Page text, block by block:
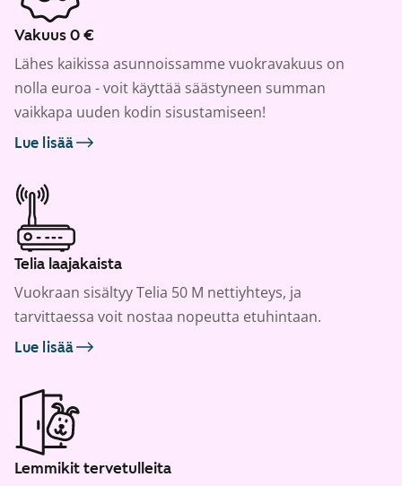
Vakuus 0 €
Lähes kaikissa asunnoissamme vuokravakuus on
nolla euroa - voit käyttää säästyneen summan
vaikkapa uuden kodin sisustamiseen!
Lue lisää
Telia laajakaista
Vuokraan sisältyy Telia 50 M nettiyhteys, ja
tarvittaessa voit nostaa nopeutta etuhintaan.
Lue lisää
Lemmikit tervetulleita